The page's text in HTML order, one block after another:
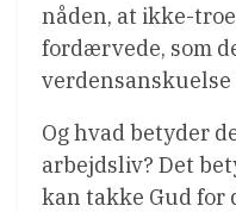
nåden, at ikke-
fordærvede, som
verdensanskuelse
Og hvad betyder
arbejdsliv? Det
kan takke Gud for